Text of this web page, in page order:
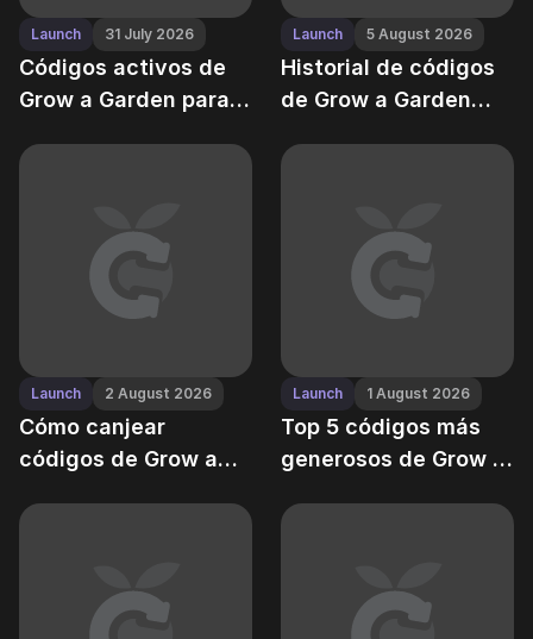
Launch 31 July 2026
Códigos activos de
Grow a Garden para
Launch 5 August 2026
Historial de códigos
de Grow a Garden
regalo gratuito que
han lanzado
Launch 2 August 2026
Cómo canjear
códigos de Grow a
veces fallan
Launch 1 August 2026
Top 5 códigos más
generosos de Grow a
tiempos